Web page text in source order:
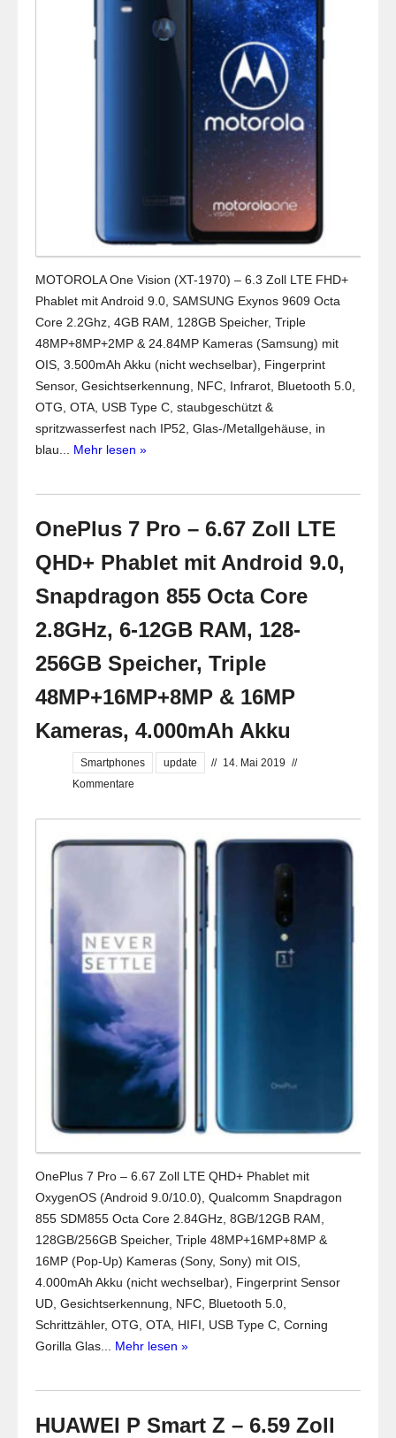
MOTOROLA One Vision (XT-1970) – 6.3 Zoll LTE FHD+
Phablet mit Android 9.0, SAMSUNG Exynos 9609 Octa
Core 2.2Ghz, 4GB RAM, 128GB Speicher, Triple
48MP+8MP+2MP & 24.84MP Kameras (Samsung) mit
OIS, 3.500mAh Akku (nicht wechselbar), Fingerprint
Sensor, Gesichtserkennung, NFC, Infrarot, Bluetooth 5.0,
OTG, OTA, USB Type C, staubgeschützt &
spritzwasserfest nach IP52, Glas-/Metallgehäuse, in
blau... Mehr lesen »
OnePlus 7 Pro – 6.67 Zoll LTE
QHD+ Phablet mit Android 9.0,
Snapdragon 855 Octa Core
2.8GHz, 6-12GB RAM, 128-
256GB Speicher, Triple
48MP+16MP+8MP & 16MP
Kameras, 4.000mAh Akku
Smartphones update // 14. Mai 2019 //
Kommentare
OnePlus 7 Pro – 6.67 Zoll LTE QHD+ Phablet mit
OxygenOS (Android 9.0/10.0), Qualcomm Snapdragon
855 SDM855 Octa Core 2.84GHz, 8GB/12GB RAM,
128GB/256GB Speicher, Triple 48MP+16MP+8MP &
16MP (Pop-Up) Kameras (Sony, Sony) mit OIS,
4.000mAh Akku (nicht wechselbar), Fingerprint Sensor
UD, Gesichtserkennung, NFC, Bluetooth 5.0,
Schrittzähler, OTG, OTA, HIFI, USB Type C, Corning
Gorilla Glas... Mehr lesen »
HUAWEI P Smart Z – 6.59 Zoll